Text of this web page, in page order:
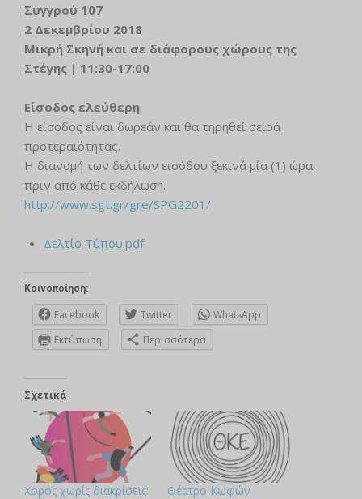
Συγγρού 107
2 Δεκεμβρίου 2018
Μικρή Σκηνή και σε διάφορους χώρους της
Στέγης | 11:30-17:00
Είσοδος ελεύθερη
Η είσοδος είναι δωρεάν και θα τηρηθεί σειρά
προτεραιότητας.
Η διανομή των δελτίων εισόδου ξεκινά μία (1) ώρα
πριν από κάθε εκδήλωση.
http://www.sgt.gr/gre/SPG2201/
Δελτίο Τύπου.pdf
Κοινοποίηση:
Facebook Twitter
WhatsApp
Εκτύπωση
Περισσότερα
Σχετικά
Χορός χωρίς διακρίσεις: Θέατρο Κωφών